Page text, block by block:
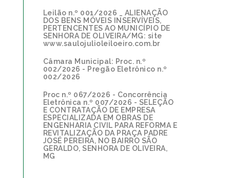
Leilão n.º 001/2026 _ ALIENAÇÃO
DOS BENS MÓVEIS INSERVÍVEIS,
PERTENCENTES AO MUNICÍPIO DE
SENHORA DE OLIVEIRA/MG: site
www.saulojulioleiloeiro.com.br
Câmara Municipal: Proc. n.º
002/2026 - Pregão Eletrônico n.º
002/2026
Proc n.º 067/2026 - Concorrência
Eletrônica n.º 007/2026 - SELEÇÃO
E CONTRATAÇÃO DE EMPRESA
ESPECIALIZADA EM OBRAS DE
ENGENHARIA CIVIL PARA REFORMA E
REVITALIZAÇÃO DA PRAÇA PADRE
JOSÉ PEREIRA, NO BAIRRO SÃO
GERALDO, SENHORA DE OLIVEIRA,
MG